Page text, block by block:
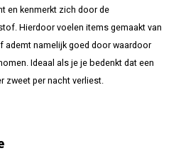
en kenmerkt zich door de
Hierdoor voelen items gemaakt van
ademt namelijk goed door waardoor
Ideaal als je je bedenkt dat een
zweet per nacht verliest.